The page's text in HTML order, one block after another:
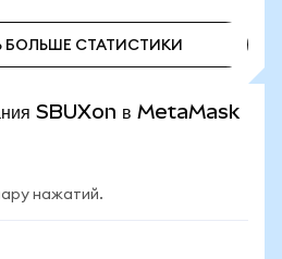
БОЛЬШЕ СТАТИСТИКИ
SBUXon в MetaMask
нажатий.